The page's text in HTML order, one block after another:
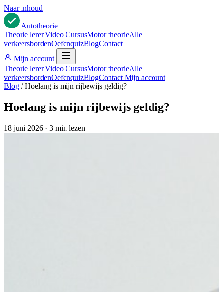
Naar inhoud
Autotheorie
Theorie lerenVideo CursusMotor theorieAlle
verkeersbordenOefenquizBlogContact
Mijn account
Theorie lerenVideo CursusMotor theorieAlle
verkeersbordenOefenquizBlogContact Mijn account
Blog / Hoelang is mijn rijbewijs geldig?
Hoelang is mijn rijbewijs geldig?
18 juni 2026 · 3 min lezen